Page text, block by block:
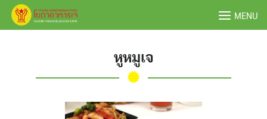
Skip
MENU
หูหมูเจ